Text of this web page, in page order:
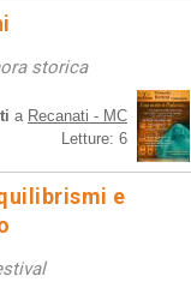
storica
a Recanati - MC
Letture: 6
e